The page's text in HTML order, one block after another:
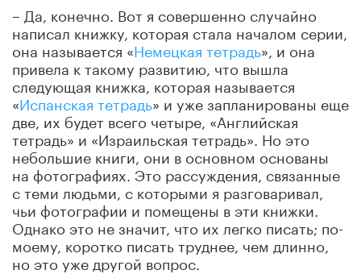
– Да, конечно. Вот я совершенно случайно
написал книжку, которая стала началом серии,
она называется «Немецкая тетрадь», и она
привела к такому развитию, что вышла
следующая книжка, которая называется
«Испанская тетрадь» и уже запланированы еще
две, их будет всего четыре, «Английская
тетрадь» и «Израильская тетрадь». Но это
небольшие книги, они в основном основаны
на фотографиях. Это рассуждения, связанные
с теми людьми, с которыми я разговаривал,
чьи фотографии и помещены в эти книжки.
Однако это не значит, что их легко писать; по-
моему, коротко писать труднее, чем длинно,
но это уже другой вопрос.